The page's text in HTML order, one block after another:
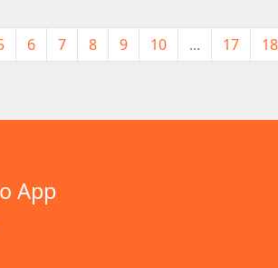
6 7 8 9 10 ... 17 18
App